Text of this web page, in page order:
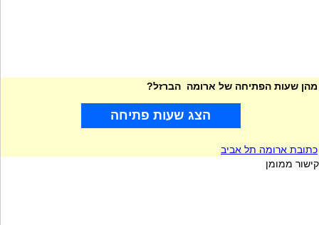
מהן שעות הפתיחה של ארומה הברזל?
הצג שעות פתיחה
כתובת ארומה תל אביב
קישור ממומן